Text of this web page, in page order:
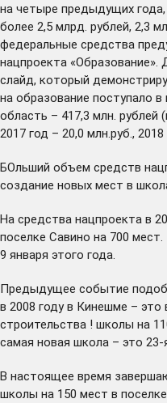
на четыре предыдущих
более 2,5 млрд. рублей, 2,3
федеральные средства
нацпроекта «Образование».
слайд, который
на образование поступало
область – 417,3 млн. рублей
2017 год – 20,0 млн.руб., 2018
БОльший объем средств
создание новых мест в
На средства нацпроекта в
поселке Савино на 700
9 января этого года.
Предыдущее событие
в 2008 году в Кинешме – это
строительства ! школы на
самая новая школа – это 23-
В настоящее время
школы на 150 мест в